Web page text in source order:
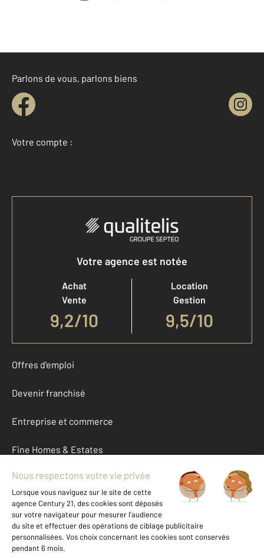
Parlons de vous, parlons biens
Votre compte :
Accéder à mon compte
Votre agence est notée
Achat
Vente
9,2/10
Location
Gestion
9,5/10
Offres d'emploi
Devenir franchisé
Entreprise et commerce
Fine Homes & Estates
À propos
International
Nous contacter